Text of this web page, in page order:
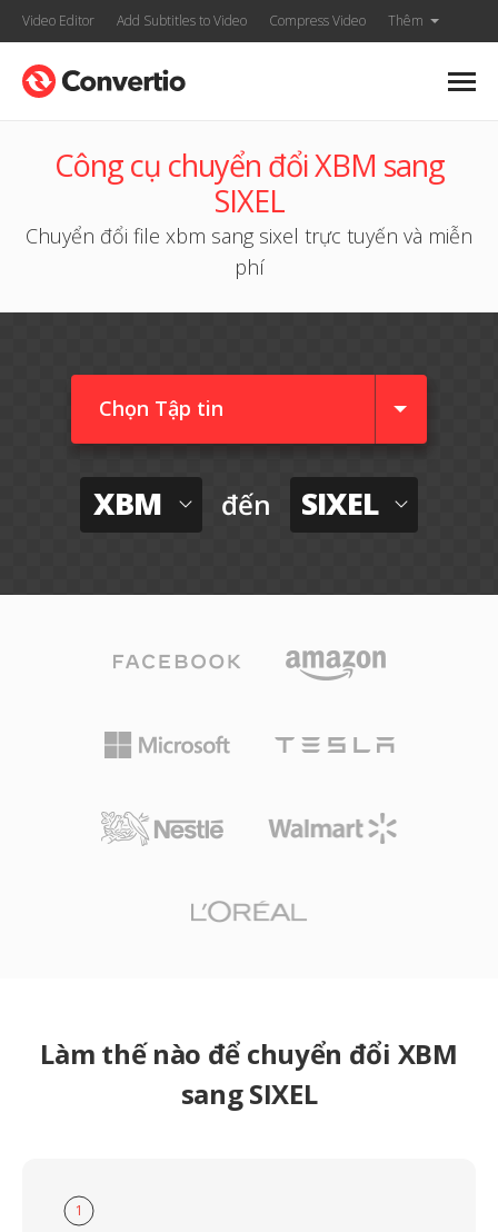
Video Editor Add Subtitles to Video Compress Video Thêm
Công cụ chuyển đổi XBM sang
SIXEL
Chuyển đổi file xbm sang sixel trực tuyến và miễn
phí
Chọn Tập tin
XBM đến SIXEL
Làm thế nào để chuyển đổi XBM
sang SIXEL
1